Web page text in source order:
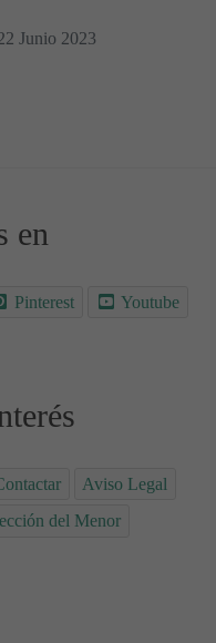
Junio 2023
del cabello después del
esperar después de dar a luz
en
Pinterest Youtube
Aviso Legal
del Menor